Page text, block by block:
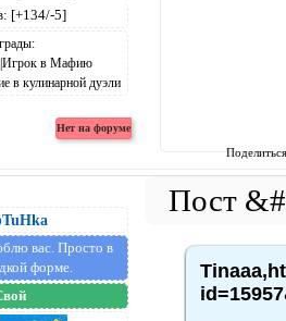
[+134/-5]
вас. Просто в
форме.